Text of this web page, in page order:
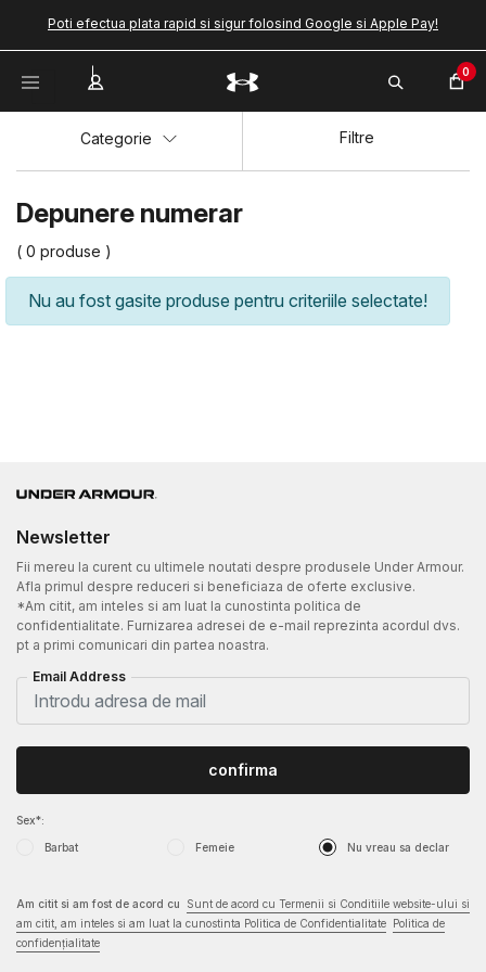
Poti efectua plata rapid si sigur folosind Google si Apple Pay!
0
Depunere numerar
( 0 produse )
Categorie Filtre
Nu au fost gasite produse pentru criteriile selectate!
Newsletter
Fii mereu la curent cu ultimele noutati despre produsele Under Armour.
Afla primul despre reduceri si beneficiaza de oferte exclusive.
*Am citit, am inteles si am luat la cunostinta politica de
confidentialitate. Furnizarea adresei de e-mail reprezinta acordul dvs.
pt a primi comunicari din partea noastra.
Email Address
Sex*:
Barbat Femeie Nu vreau sa declar
confirma
Am citit si am fost de acord cu
Sunt de acord cu Termenii si Conditiile website-ului si
am citit, am inteles si am luat la cunostinta Politica de Confidentialitate Politica de
confidențialitate